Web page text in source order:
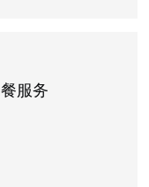
服务